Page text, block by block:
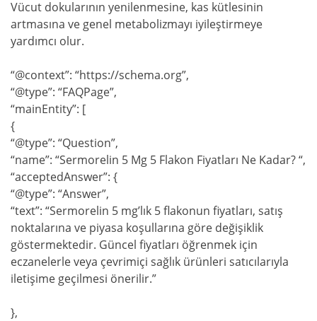
Vücut dokularının yenilenmesine, kas kütlesinin
artmasına ve genel metabolizmayı iyileştirmeye
yardımcı olur.
“@context”: “https://schema.org”,
“@type”: “FAQPage”,
“mainEntity”: [
{
“@type”: “Question”,
“name”: “Sermorelin 5 Mg 5 Flakon Fiyatları Ne Kadar? “,
“acceptedAnswer”: {
“@type”: “Answer”,
“text”: “Sermorelin 5 mg’lık 5 flakonun fiyatları, satış
noktalarına ve piyasa koşullarına göre değişiklik
göstermektedir. Güncel fiyatları öğrenmek için
eczanelerle veya çevrimiçi sağlık ürünleri satıcılarıyla
iletişime geçilmesi önerilir.”
},